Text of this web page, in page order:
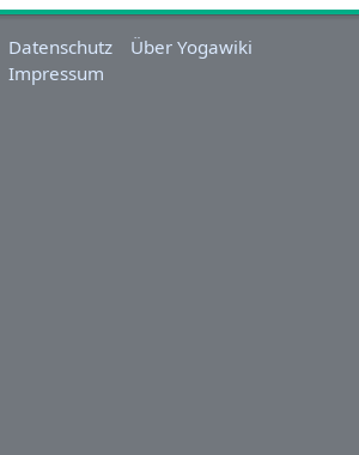
Datenschutz
Über Yogawiki
Impressum